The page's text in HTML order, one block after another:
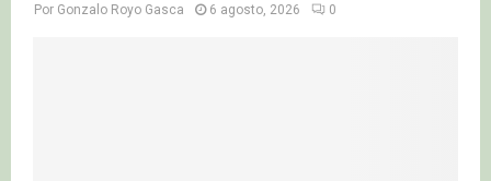
Por Gonzalo Royo Gasca 6 agosto, 2026 0